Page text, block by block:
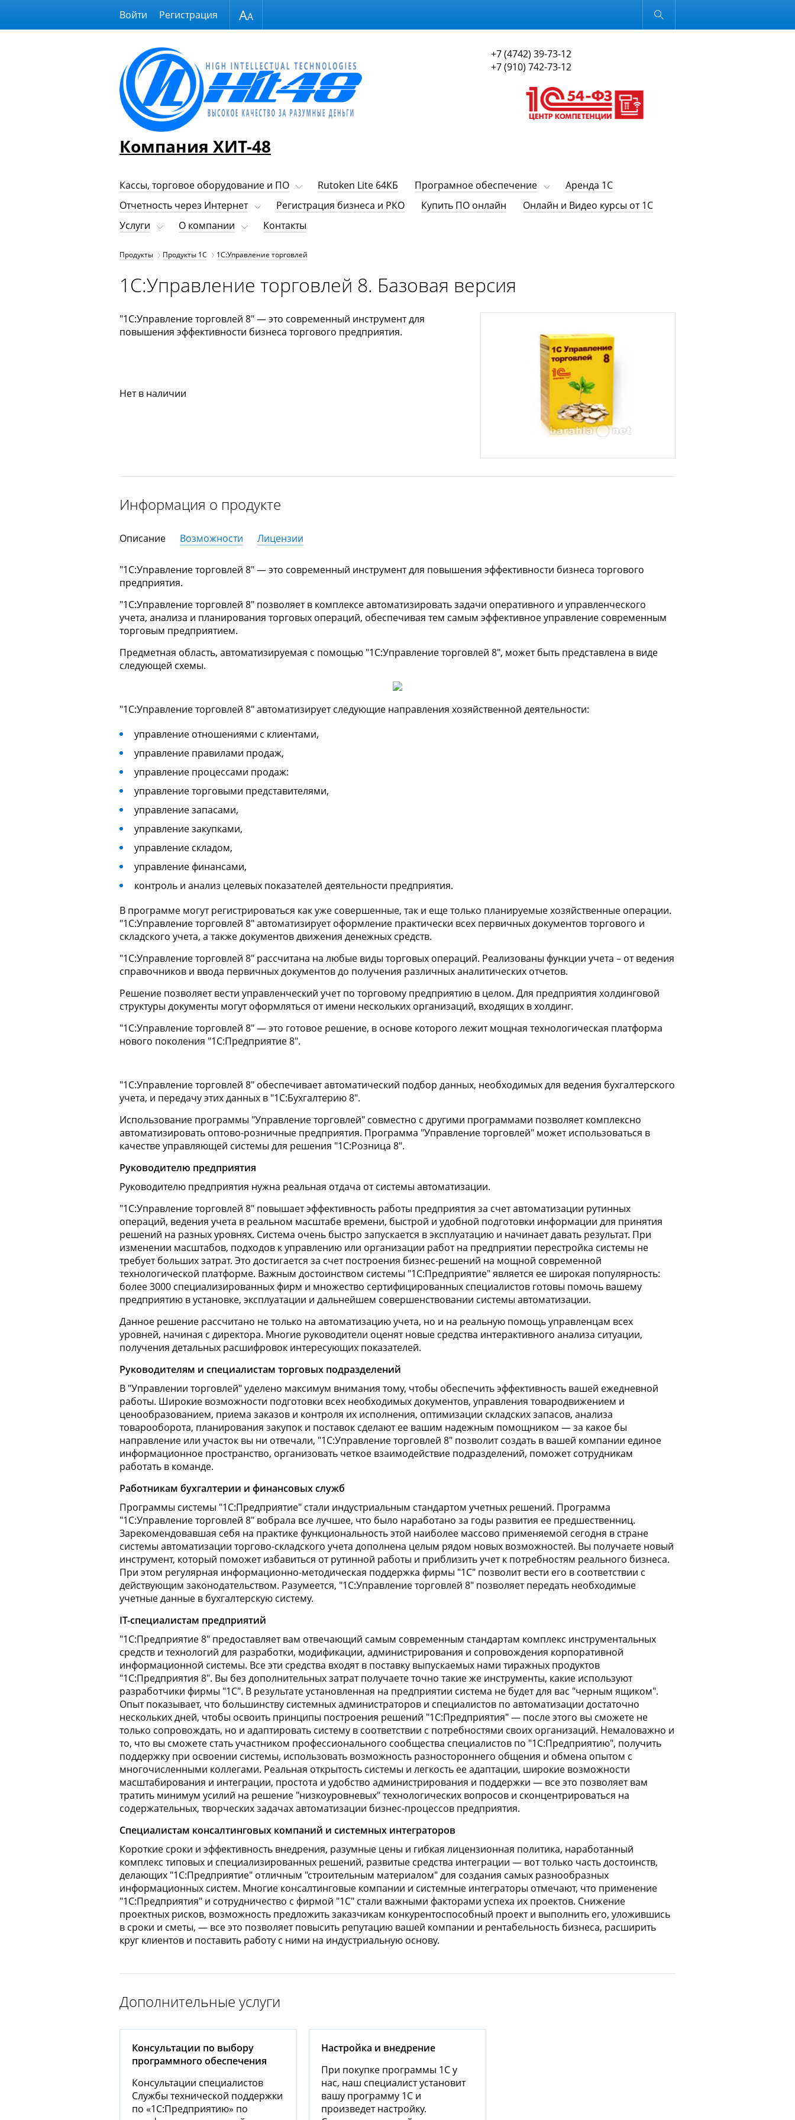
Размер шрифта Обычная версия
Компания ХИТ-48
+7 (4742) 39-73-12
+7 (910) 742-73-12
Войти Регистрация
Кассы, торговое оборудование и ПО Rutoken Lite 64КБ Програмное обеспечение
Аренда 1С
Отчетность через Интернет
Регистрация бизнеса и РКО Купить ПО онлайн
Онлайн и Видео курсы от 1С
Услуги
О компании Контакты
Продукты Продукты 1С 1С:Управление торговлей
1С:Управление торговлей 8. Базовая версия
"1С:Управление торговлей 8" — это современный инструмент для
повышения эффективности бизнеса торгового предприятия.
Нет в наличии
Информация о продукте
Описание Возможности Лицензии
"1С:Управление торговлей 8" — это современный инструмент для повышения эффективности бизнеса торгового
предприятия.
"1С:Управление торговлей 8" позволяет в комплексе автоматизировать задачи оперативного и управленческого
учета, анализа и планирования торговых операций, обеспечивая тем самым эффективное управление современным
торговым предприятием.
Предметная область, автоматизируемая с помощью "1С:Управление торговлей 8", может быть представлена в виде
следующей схемы.
"1С:Управление торговлей 8" автоматизирует следующие направления хозяйственной деятельности:
управление отношениями с клиентами,
управление правилами продаж,
управление процессами продаж:
управление торговыми представителями,
управление запасами,
управление закупками,
управление складом,
управление финансами,
контроль и анализ целевых показателей деятельности предприятия.
В программе могут регистрироваться как уже совершенные, так и еще только планируемые хозяйственные операции.
"1С:Управление торговлей 8" автоматизирует оформление практически всех первичных документов торгового и
складского учета, а также документов движения денежных средств.
"1С:Управление торговлей 8" рассчитана на любые виды торговых операций. Реализованы функции учета – от ведения
справочников и ввода первичных документов до получения различных аналитических отчетов.
Решение позволяет вести управленческий учет по торговому предприятию в целом. Для предприятия холдинговой
структуры документы могут оформляться от имени нескольких организаций, входящих в холдинг.
"1С:Управление торговлей 8" — это готовое решение, в основе которого лежит мощная технологическая платформа
нового поколения "1С:Предприятие 8".
"1С:Управление торговлей 8" обеспечивает автоматический подбор данных, необходимых для ведения бухгалтерского
учета, и передачу этих данных в "1С:Бухгалтерию 8".
Использование программы "Управление торговлей" совместно с другими программами позволяет комплексно
автоматизировать оптово-розничные предприятия. Программа "Управление торговлей" может использоваться в
качестве управляющей системы для решения "1С:Розница 8".
Руководителю предприятия
Руководителю предприятия нужна реальная отдача от системы автоматизации.
"1С:Управление торговлей 8" повышает эффективность работы предприятия за счет автоматизации рутинных
операций, ведения учета в реальном масштабе времени, быстрой и удобной подготовки информации для принятия
решений на разных уровнях. Система очень быстро запускается в эксплуатацию и начинает давать результат. При
изменении масштабов, подходов к управлению или организации работ на предприятии перестройка системы не
требует больших затрат. Это достигается за счет построения бизнес-решений на мощной современной
технологической платформе. Важным достоинством системы "1С:Предприятие" является ее широкая популярность:
более 3000 специализированных фирм и множество сертифицированных специалистов готовы помочь вашему
предприятию в установке, эксплуатации и дальнейшем совершенствовании системы автоматизации.
Данное решение рассчитано не только на автоматизацию учета, но и на реальную помощь управленцам всех
уровней, начиная с директора. Многие руководители оценят новые средства интерактивного анализа ситуации,
получения детальных расшифровок интересующих показателей.
Руководителям и специалистам торговых подразделений
В "Управлении торговлей" уделено максимум внимания тому, чтобы обеспечить эффективность вашей ежедневной
работы. Широкие возможности подготовки всех необходимых документов, управления товародвижением и
ценообразованием, приема заказов и контроля их исполнения, оптимизации складских запасов, анализа
товарооборота, планирования закупок и поставок сделают ее вашим надежным помощником — за какое бы
направление или участок вы ни отвечали, "1С:Управление торговлей 8" позволит создать в вашей компании единое
информационное пространство, организовать четкое взаимодействие подразделений, поможет сотрудникам
работать в команде.
Работникам бухгалтерии и финансовых служб
Программы системы "1С:Предприятие" стали индустриальным стандартом учетных решений. Программа
"1С:Управление торговлей 8" вобрала все лучшее, что было наработано за годы развития ее предшественниц.
Зарекомендовавшая себя на практике функциональность этой наиболее массово применяемой сегодня в стране
системы автоматизации торгово-складского учета дополнена целым рядом новых возможностей. Вы получаете новый
инструмент, который поможет избавиться от рутинной работы и приблизить учет к потребностям реального бизнеса.
При этом регулярная информационно-методическая поддержка фирмы "1С" позволит вести его в соответствии с
действующим законодательством. Разумеется, "1С:Управление торговлей 8" позволяет передать необходимые
учетные данные в бухгалтерскую систему.
IT-специалистам предприятий
"1С:Предприятие 8" предоставляет вам отвечающий самым современным стандартам комплекс инструментальных
средств и технологий для разработки, модификации, администрирования и сопровождения корпоративной
информационной системы. Все эти средства входят в поставку выпускаемых нами тиражных продуктов
"1С:Предприятия 8". Вы без дополнительных затрат получаете точно такие же инструменты, какие используют
разработчики фирмы "1С". В результате установленная на предприятии система не будет для вас "черным ящиком".
Опыт показывает, что большинству системных администраторов и специалистов по автоматизации достаточно
нескольких дней, чтобы освоить принципы построения решений "1С:Предприятия" — после этого вы сможете не
только сопровождать, но и адаптировать систему в соответствии с потребностями своих организаций. Немаловажно и
то, что вы сможете стать участником профессионального сообщества специалистов по "1С:Предприятию", получить
поддержку при освоении системы, использовать возможность разностороннего общения и обмена опытом с
многочисленными коллегами. Реальная открытость системы и легкость ее адаптации, широкие возможности
масштабирования и интеграции, простота и удобство администрирования и поддержки — все это позволяет вам
тратить минимум усилий на решение "низкоуровневых" технологических вопросов и сконцентрироваться на
содержательных, творческих задачах автоматизации бизнес-процессов предприятия.
Специалистам консалтинговых компаний и системных интеграторов
Короткие сроки и эффективность внедрения, разумные цены и гибкая лицензионная политика, наработанный
комплекс типовых и специализированных решений, развитые средства интеграции — вот только часть достоинств,
делающих "1С:Предприятие" отличным "строительным материалом" для создания самых разнообразных
информационных систем. Многие консалтинговые компании и системные интеграторы отмечают, что применение
"1С:Предприятия" и сотрудничество с фирмой "1С" стали важными факторами успеха их проектов. Снижение
проектных рисков, возможность предложить заказчикам конкурентоспособный проект и выполнить его, уложившись
в сроки и сметы, — все это позволяет повысить репутацию вашей компании и рентабельность бизнеса, расширить
круг клиентов и поставить работу с ними на индустриальную основу.
Решение позволяет в комплексе автоматизировать задачи оперативного и управленческого учета, анализа и
предприятием.
Клиентские лицензии (дополнительные многопользовательские лицензии) в «1С:Предприятии 8» предоставляют
прикладных решений на тех же рабочих местах требуется приобрести лишь основную поставку, включающую новую
конфигурацию. Тем самым обеспечивается независимая масштабируемость по функционалу прикладных решений и
по клиентским рабочим местам.
Клиентская лицензия
Программная
Дополнительные услуги
Консультации по выбору
программного обеспечения
Консультации специалистов
Службы технической поддержки
по «1С:Предприятию» по
Настройка и внедрение
При покупке программы 1С у
нас, наш специалист установит
вашу программу 1С и
произведет настройку.